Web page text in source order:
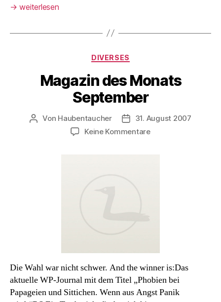
→ weiterlesen
Kategorien
DIVERSES
Magazin des Monats
September
Beitragsautor
Von Haubentaucher Veröffentlichungsdatum
31. August 2007
Keine Kommentarezu
Die Wahl war nicht schwer. And the winner is:Das
aktuelle WP-Journal mit dem Titel „Phobien bei
Papageien und Sittichen. Wenn aus Angst Panik